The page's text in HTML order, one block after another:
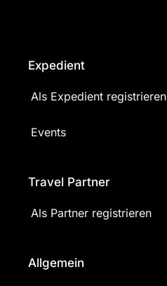
Expedient
Als Expedient registrieren
Events
Travel Partner
Als Partner registrieren
Allgemein